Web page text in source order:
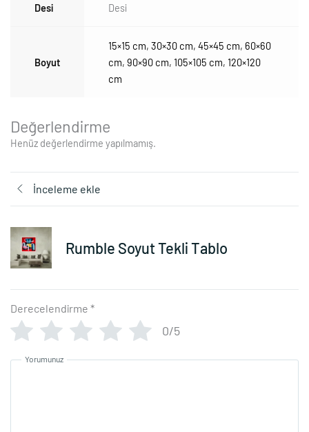
Desi Desi
Boyut
15×15 cm, 30×30 cm, 45×45 cm, 60×60
cm, 90×90 cm, 105×105 cm, 120×120
cm
Değerlendirme
Henüz değerlendirme yapılmamış.
İnceleme ekle
Rumble Soyut Tekli Tablo
Derecelendirme *
0/5
Yorumunuz